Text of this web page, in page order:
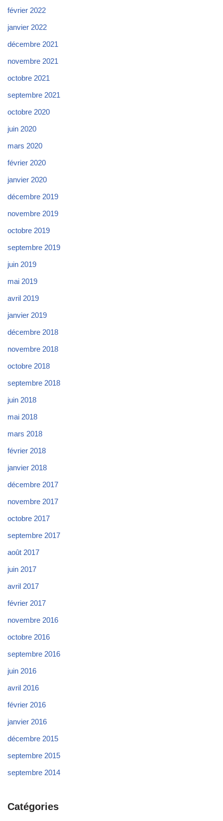
février 2022
janvier 2022
décembre 2021
novembre 2021
octobre 2021
septembre 2021
octobre 2020
juin 2020
mars 2020
février 2020
janvier 2020
décembre 2019
novembre 2019
octobre 2019
septembre 2019
juin 2019
mai 2019
avril 2019
janvier 2019
décembre 2018
novembre 2018
octobre 2018
septembre 2018
juin 2018
mai 2018
mars 2018
février 2018
janvier 2018
décembre 2017
novembre 2017
octobre 2017
septembre 2017
août 2017
juin 2017
avril 2017
février 2017
novembre 2016
octobre 2016
septembre 2016
juin 2016
avril 2016
février 2016
janvier 2016
décembre 2015
septembre 2015
septembre 2014
Catégories